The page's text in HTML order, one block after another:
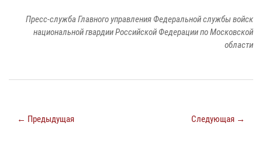
Пресс-служба Главного управления Федеральной службы войск
национальной гвардии Российской Федерации по Московской
области
← Предыдущая Следующая →